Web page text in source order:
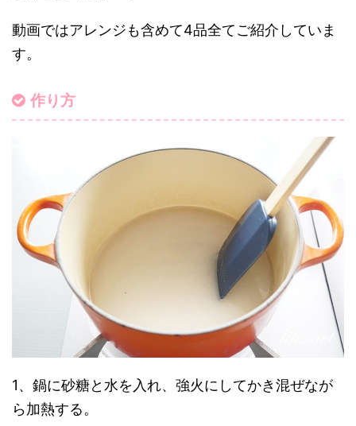
動画ではアレンジも含めて4品全てご紹介していま
す。
作り方
1、鍋に砂糖と水を入れ、強火にしてかき混ぜなが
ら加熱する。